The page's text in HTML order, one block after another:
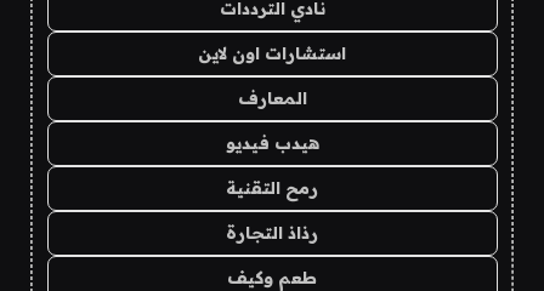
نادي الترددات
استشارات اون لاين
المعارف
هيدب فيديو
رمح التقنية
رذاذ التجارة
طعم وكيف